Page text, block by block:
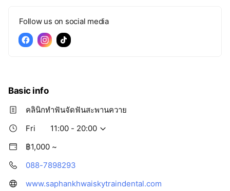
Follow us on social media
Basic info
คลินิกทำฟันจัดฟันสะพานควาย
Fri
11:00 - 20:00
฿1,000 ~
088-7898293
www.saphankhwaiskytraindental.com